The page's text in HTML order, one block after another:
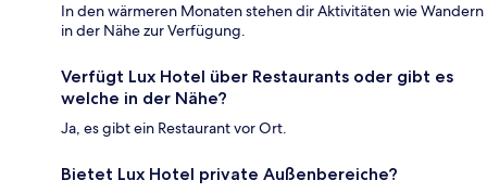
In den wärmeren Monaten stehen dir Aktivitäten wie Wandern
in der Nähe zur Verfügung.
Verfügt Lux Hotel über Restaurants oder gibt es
welche in der Nähe?
Ja, es gibt ein Restaurant vor Ort.
Bietet Lux Hotel private Außenbereiche?